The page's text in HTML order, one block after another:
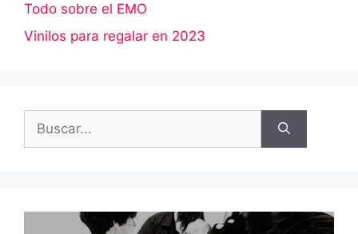
Todo sobre el EMO
Vinilos para regalar en 2023